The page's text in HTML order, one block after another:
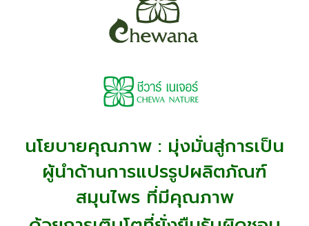
นโยบายคุณภาพ : มุ่งมั่นสู่การเป็น
ผู้นำด้านการแปรรูปผลิตภัณฑ์
สมุนไพร ที่มีคุณภาพ